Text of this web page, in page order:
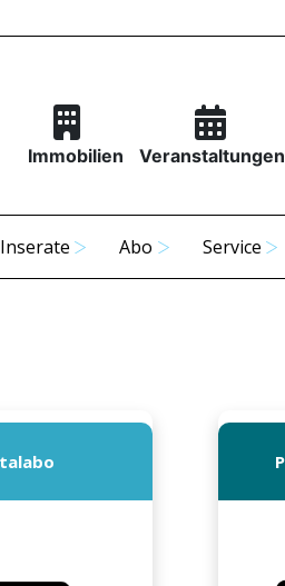
Immobilien Veranstaltungen
Inserate Abo Service